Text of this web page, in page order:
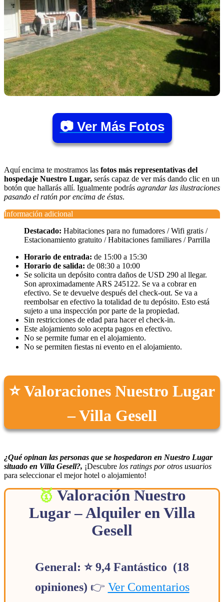
📷 Ver Más Fotos
Aquí encima te mostramos las fotos más representativas del
hospedaje Nuestro Lugar, serás capaz de ver más dando clic en un
botón que hallarás allí. Igualmente podrás agrandar las ilustraciones
pasando el ratón por encima de éstas.
Información adicional
Destacado: Habitaciones para no fumadores / Wifi gratis /
Estacionamiento gratuito / Habitaciones familiares / Parrilla
Horario de entrada: de 15:00 a 15:30
Horario de salida: de 08:30 a 10:00
Se solicita un depósito contra daños de USD 290 al llegar.
Son aproximadamente ARS 245122. Se va a cobrar en
efectivo. Se te devuelve después del check-out. Se va a
reembolsar en efectivo la totalidad de tu depósito. Esto está
sujeto a una inspección por parte de la propiedad.
Sin restricciones de edad para hacer el check-in.
Este alojamiento solo acepta pagos en efectivo.
No se permite fumar en el alojamiento.
No se permiten fiestas ni evento en el alojamiento.
⭐ Valoraciones Nuestro Lugar
– Villa Gesell
¿Qué opinan las personas que se hospedaron en Nuestro Lugar
situado en Villa Gesell?, ¡Descubre los ratings por otros usuarios
para seleccionar el mejor hotel o alojamiento!
Valoración Nuestro
Lugar – Alquiler en Villa
Gesell
General: ⭐ 9,4 Fantástico (18
opiniones) 👉 Ver Comentarios